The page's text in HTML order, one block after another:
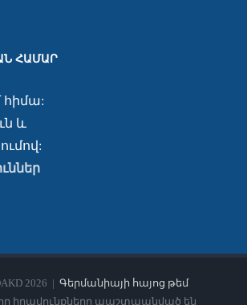
ՀԱՄԱՐ
հիմա:
և
2026 | Գերմանիայի հայոց թեմ
իրավունքները պաշտպանված են